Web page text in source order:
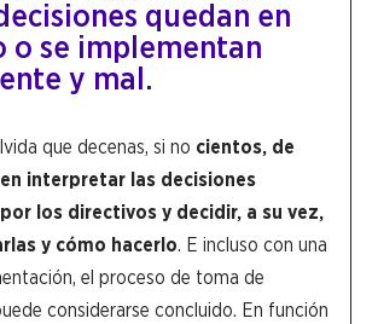
quedan en
o se implementan
y mal.
que decenas, si no cientos, de
interpretar las decisiones
los directivos y decidir, a su vez,
y cómo hacerlo. E incluso con una
el proceso de toma de
considerarse concluido. En función